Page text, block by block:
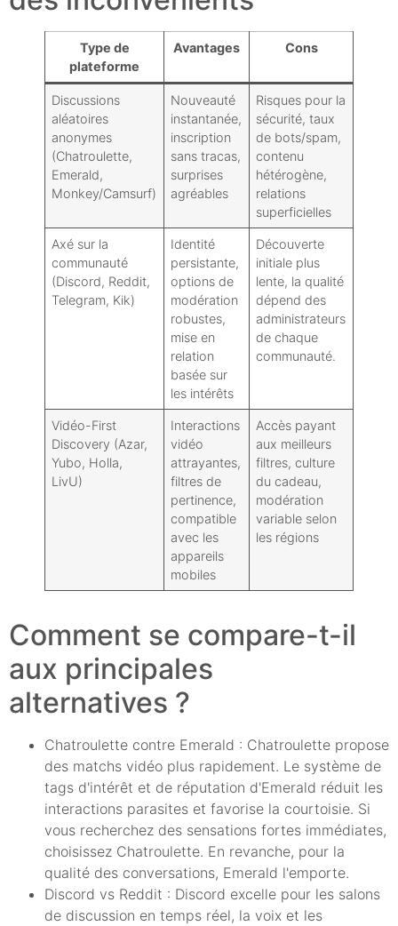
Type de
plateforme
Avantages Cons
Discussions
aléatoires
anonymes
(Chatroulette,
Emerald,
Monkey/Camsurf)
Nouveauté
instantanée,
inscription
sans tracas,
surprises
agréables
Risques pour la
sécurité, taux
de bots/spam,
contenu
hétérogène,
relations
superficielles
Axé sur la
communauté
(Discord, Reddit,
Telegram, Kik)
Identité
persistante,
options de
modération
robustes,
mise en
relation
basée sur
les intérêts
Découverte
initiale plus
lente, la qualité
dépend des
administrateurs
de chaque
communauté.
Vidéo-First
Discovery (Azar,
Yubo, Holla,
LivU)
Interactions
vidéo
attrayantes,
filtres de
pertinence,
compatible
avec les
appareils
mobiles
Accès payant
aux meilleurs
filtres, culture
du cadeau,
modération
variable selon
les régions
Comment se compare-t-il
aux principales
alternatives ?
Chatroulette contre Emerald : Chatroulette propose
des matchs vidéo plus rapidement. Le système de
tags d'intérêt et de réputation d'Emerald réduit les
interactions parasites et favorise la courtoisie. Si
vous recherchez des sensations fortes immédiates,
choisissez Chatroulette. En revanche, pour la
qualité des conversations, Emerald l'emporte.
Discord vs Reddit : Discord excelle pour les salons
de discussion en temps réel, la voix et les